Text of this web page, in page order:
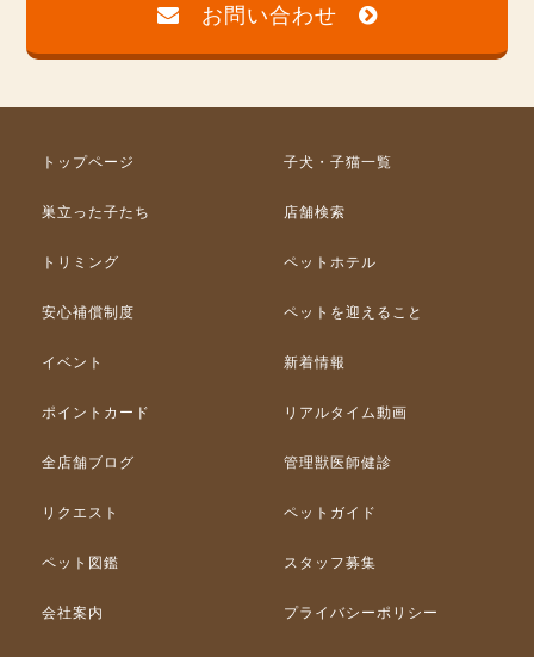
お問い合わせ
トップページ 子犬・子猫一覧
巣立った子たち 店舗検索
トリミング ペットホテル
安心補償制度 ペットを迎えること
イベント 新着情報
ポイントカード リアルタイム動画
全店舗ブログ 管理獣医師健診
リクエスト ペットガイド
ペット図鑑 スタッフ募集
会社案内 プライバシーポリシー